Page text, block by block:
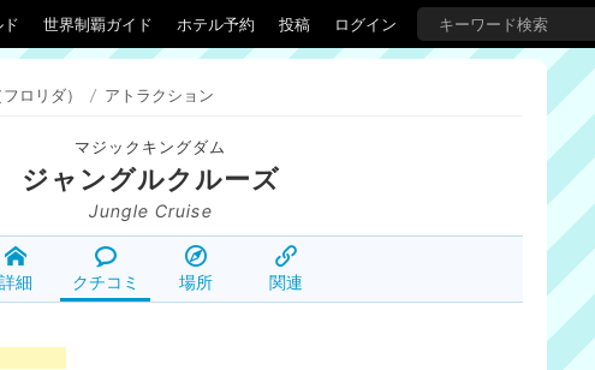
世界制覇ガイド ホテル予約 投稿 ログイン
ロリダ） / アトラクション
マジックキングダム
ジャングルクルーズ
Jungle Cruise
詳細 クチコミ 場所 関連